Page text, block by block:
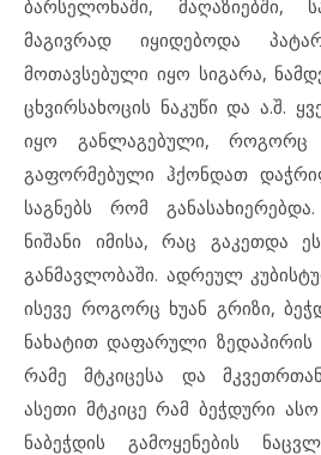
ბარსელონაში, მაღაზიებში,
მაგივრად იყიდებოდა
მოთავსებული იყო სიგარა,
ცხვირსახოცის ნაკუწი და ა.შ.
იყო განლაგებული, როგორც
გაფორმებული ჰქონდათ
საგნებს რომ
ნიშანი იმისა, რაც გაკეთდა
განმავლობაში. ადრეულ
ისევე როგორც ხუან გრიზი,
ნახატით დაფარული
რამე მტკიცესა და
ასეთი მტკიცე რამ ბეჭდური
ნაბეჭდის გამოყენების